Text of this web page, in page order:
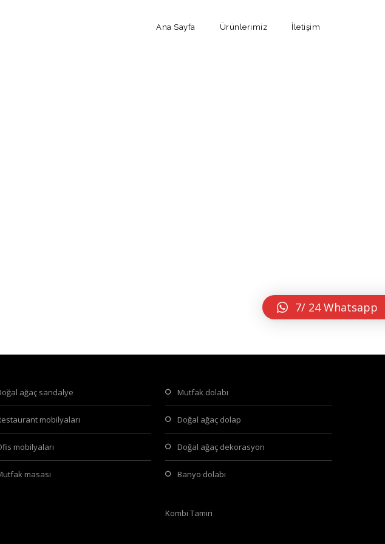
Ana Sayfa Ürünlerimiz İletişim
doğal ağaç sandalye
restaurant mobilyaları
ofis mobilyaları
mutfak masası
mutfak dolabı
doğal ağaç dolap
doğal ağaç dekorasyon
banyo dolabı
Kombi Tamiri
7/ 24 Whatsapp